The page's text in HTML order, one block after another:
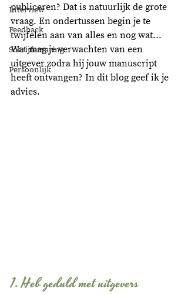
Interview
Feedback
Schrijfervaring
Persoonlijk
publiceren? Dat is natuurlijk de grote
vraag. En ondertussen begin je te
twijfelen aan van alles en nog wat...
Wat mag je verwachten van een
uitgever zodra hij jouw manuscript
heeft ontvangen? In dit blog geef ik je
advies.
1. Heb geduld met uitgevers